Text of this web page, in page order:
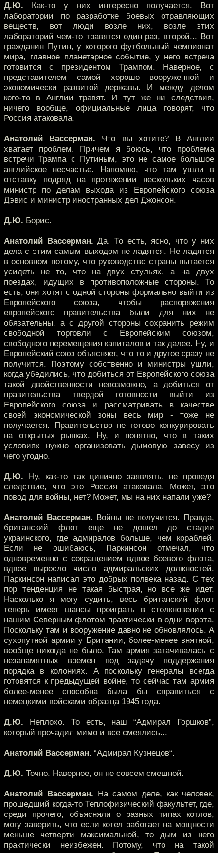
Д.Ю. Как-то у них интересно получается. Вот
лаборатории по разработке боевых отравляющих
веществ, вот люди возле них, возле этих
лабораторий чем-то травятся один раз, второй... Вот
гражданин Путин, у которого футбольный чемпионат
мира, главное планетарное событие, у него встреча
готовится с президентом Трампом. Наверное, с
представителем самой хорошо вооруженной и
экономически развитой державы. И между делом
кого-то в Англии травят. И тут же ни следствия,
ничего вообще, официальные лица говорят, что
Россия атаковала.
Анатолий Вассерман. Что вы хотите? В Англии
хватает проблем. Причем я боюсь, что проблема
встречи Трампа с Путиным, это не самое большое
английское несчастье. Напомню, что там ушли в
отставку подряд на протяжении нескольких часов
министр по делам выхода из Европейского союза
Дэвис и министр иностранных дел Джонсон.
Д.Ю. Борис.
Анатолий Вассерман. Да. То есть, ясно, что у них
дела с этим самым выходом не ладятся. Не ладятся
в основном потому, что руководство страны пытается
усидеть не то, что на двух стульях, а на двух
поездах, идущих в противоположные стороны. То
есть, они хотят с одной стороны формально выйти из
Европейского союза, чтобы распоряжения
европейского правительства были для них не
обязательны, а с другой стороны сохранить режим
свободной торговли с Европейским союзом,
свободного перемещения капиталов и так далее. Ну, и
Европейский союз объясняет, что то и другое сразу не
получится. Поэтому собственно и министры ушли,
когда убедились, что добиться от Европейского союза
такой двойственности невозможно, а добиться от
правительства твердой готовности выйти из
Европейского союза и рассматривать в качестве
своей экономической зоны весь мир - тоже не
получается. Правительство не готово конкурировать
на открытых рынках. Ну, и понятно, что в таких
условиях нужно организовать дымовую завесу из
чего угодно.
Д.Ю. Ну, как-то так цинично заявлять, не проведя
следствие, что это Россия атаковала. Может, это
повод для войны, нет? Может, мы на них напали уже?
Анатолий Вассерман. Войны не получится. Правда,
британский флот еще не дошел до стадии
украинского, где адмиралов больше, чем кораблей.
Если не ошибаюсь, Паркинсон отмечал, что
одновременно с сокращением вдвое боевого флота,
вдвое выросло число адмиральских должностей.
Паркинсон написал это добрых полвека назад. С тех
пор тенденция не такая быстрая, но все же идет.
Насколько я могу судить, весь британский флот
теперь имеет шансы проиграть в столкновении с
нашим Северным флотом практически в одни ворота.
Поскольку там и вооружение давно не обновлялось. А
сухопутной армии у Британии, более-менее внятной,
вообще никогда не было. Там армия затачивалась с
незапамятных времен под задачу поддержания
порядка в колониях. А поскольку генералы всегда
готовятся к предыдущей войне, то сейчас там армия
более-менее способна была бы справиться с
немецкими войсками образца 1945 года.
Д.Ю. Неплохо. То есть, наш “Адмирал Горшков”,
который прочадил мимо и все смеялись...
Анатолий Вассерман. “Адмирал Кузнецов“.
Д.Ю. Точно. Наверное, он не совсем смешной.
Анатолий Вассерман. На самом деле, как человек,
прошедший когда-то Теплофизический факультет, где,
среди прочего, объясняли о разных типах котлов,
могу заверить, что если котел работает на мощности
меньше четверти максимальной, то дым из него
практически неизбежен. Потому, что на такой